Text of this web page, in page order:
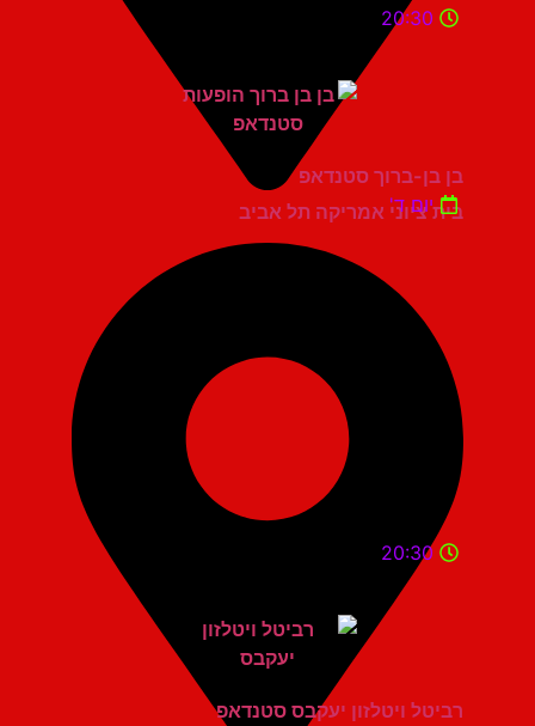
בית ציוני אמריקה תל אביב
20:30
בן בן-ברוך סטנדאפ
יום ד'
20:30
רביטל ויטלזון יעקבס סטנדאפ